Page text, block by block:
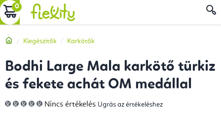
Ugrás
a
tartalomhoz
KOSÁR
Kezdőlap
Kiegészítők Karkötők
Bodhi Large Mala karkötő türkiz
és fekete achát OM medállal
A
termék
Nincs értékelés Ugrás az értékeléshez